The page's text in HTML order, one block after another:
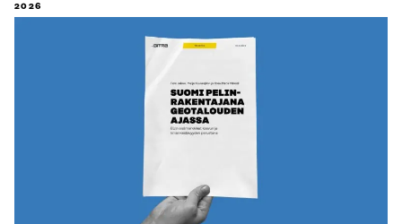
2026